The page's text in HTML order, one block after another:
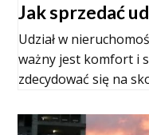
Jak sprzedać
Udział w
ważny jest komfort i
zdecydować się na